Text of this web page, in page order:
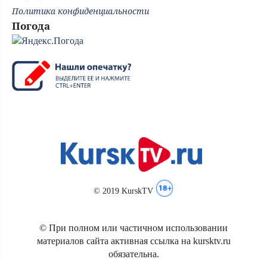
Политика конфиденциальности
Погода
© 2019 KurskTV
© При полном или частичном использовании
материалов сайта активная ссылка на kursktv.ru
обязательна.